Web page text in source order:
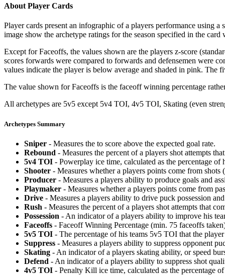
About Player Cards
Player cards present an infographic of a players performance using
image show the archetype ratings for the season specified in the
Except for Faceoffs, the values shown are the players z-score
scores forwards were compared to forwards and defensemen were
values indicate the player is below average and shaded in pink. The
The value shown for Faceoffs is the faceoff winning percentage
All archetypes are 5v5 except 5v4 TOI, 4v5 TOI, Skating (even
Archetypes Summary
Sniper - Measures the to score above the expected goal rate.
Rebound - Measures the percent of a players shot attempts
5v4 TOI - Powerplay ice time, calculated as the percentage
Shooter - Measures whether a players points come from shots
Producer - Measures a players ability to produce goals and
Playmaker - Measures whether a players points come from
Drive - Measures a players ability to drive puck possession
Rush - Measures the percent of a players shot attempts that
Possession - An indicator of a players ability to improve his
Faceoffs - Faceoff Winning Percentage (min. 75 faceoffs
5v5 TOI - The percentage of his teams 5v5 TOI that the
Suppress - Measures a players ability to suppress opponent
Skating - An indicator of a players skating ability, or speed
Defend - An indicator of a players ability to suppress shot
4v5 TOI - Penalty Kill ice time, calculated as the percentage